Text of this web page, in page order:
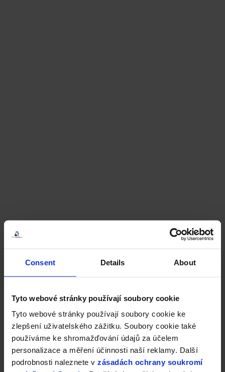
Consent Details About
Tyto webové stránky používají soubory cookie
Tyto webové stránky používají soubory cookie ke
zlepšení uživatelského zážitku. Soubory cookie také
používáme ke shromažďování údajů za účelem
personalizace a měření účinnosti naší reklamy. Další
podrobnosti naleznete v zásadách ochrany soukromí